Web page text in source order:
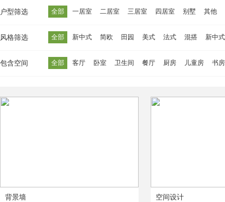
户型筛选 全部 一居室 二居室 三居室 四居室 别墅 其他
风格筛选 全部 新中式 简欧 田园 美式 法式 混搭 新中式
包含空间 全部 客厅 卧室 卫生间 餐厅 厨房 儿童房 书房
背景墙 空间设计